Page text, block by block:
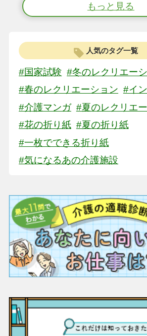
もっと見る
人気のタグ一覧
#国家試験 #冬のレクリエー
#春のレクリエーション #イ
#介護マンガ #夏のレクリエ
#花の折り紙 #夏の折り紙
#一枚でできる折り紙
#気になるあの介護施設